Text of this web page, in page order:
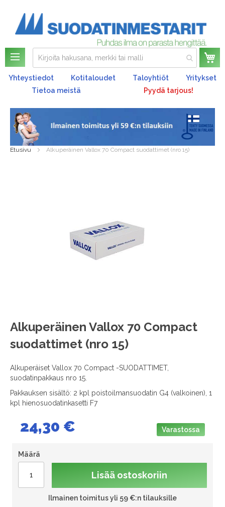
Yhteystiedot Kotitaloudet Taloyhtiöt
Yritykset
Tietoa meistä
Pyydä tarjous!
Etusivu Alkuperäinen Vallox 70 Compact suodattimet (nro 15)
Alkuperäinen Vallox 70 Compact
suodattimet (nro 15)
Alkuperäiset Vallox 70 Compact -SUODATTIMET,
suodatinpakkaus nro 15.
Pakkauksen sisältö: 2 kpl poistoilmansuodatin G4 (valkoinen), 1
kpl hienosuodatinkasetti F7
24,30 € Varastossa
Määrä
Lisää ostoskoriin
Ilmainen toimitus yli 59 €:n tilauksille
Skip
to
the
of
gallery